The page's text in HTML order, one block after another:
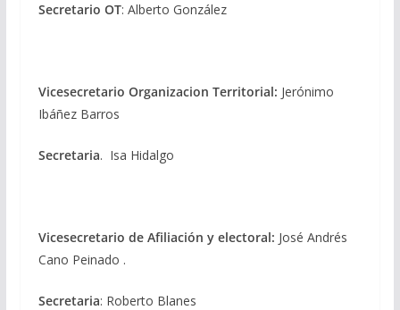
Secretario OT: Alberto González
Vicesecretario Organizacion Territorial: Jerónimo
Ibáñez Barros
Secretaria. Isa Hidalgo
Vicesecretario de Afiliación y electoral: José Andrés
Cano Peinado .
Secretaria: Roberto Blanes